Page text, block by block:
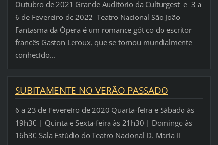
Outubro de 2021 Grande Auditório da Culturgest e 3 a
6 de Fevereiro de 2022 Teatro Nacional São João
Fantasma da Ópera é um romance gótico do escritor
francês Gaston Leroux, que se tornou mundialmente
conhecido...
SUBITAMENTE NO VERÃO PASSADO
6 a 23 de Fevereiro de 2020 Quarta-feira e Sábado às
19h30 | Quinta e Sexta-feira às 21h30 | Domingo às
16h30 Sala Estúdio do Teatro Nacional D. Maria II